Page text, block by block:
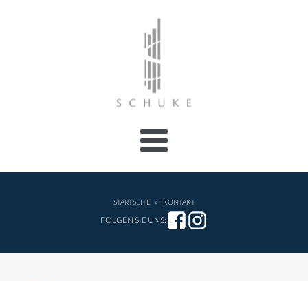
STARTSEITE » KONTAKT
FOLGEN SIE UNS: